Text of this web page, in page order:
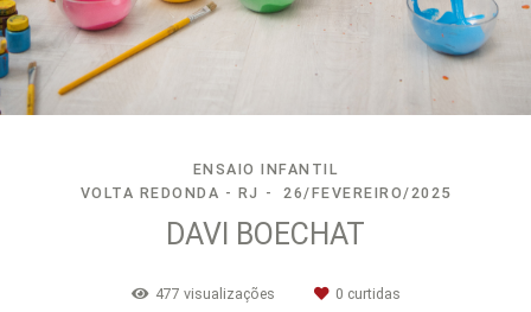
ENSAIO INFANTIL
VOLTA REDONDA - RJ
26/FEVEREIRO/2025
DAVI BOECHAT
477 visualizações 0 curtidas